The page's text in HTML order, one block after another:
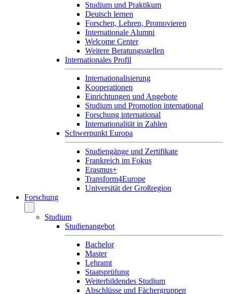
Studium und Praktikum
Deutsch lernen
Forschen, Lehren, Promovieren
Internationale Alumni
Welcome Center
Weitere Beratungsstellen
Internationales Profil
Internationalisierung
Kooperationen
Einrichtungen und Angebote
Studium und Promotion international
Forschung international
Internationalität in Zahlen
Schwerpunkt Europa
Studiengänge und Zertifikate
Frankreich im Fokus
Erasmus+
Transform4Europe
Universität der Großregion
Forschung
Studium
Studienangebot
Bachelor
Master
Lehramt
Staatsprüfung
Weiterbildendes Studium
Abschlüsse und Fächergruppen